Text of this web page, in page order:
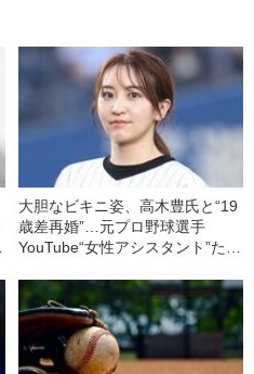
大胆なビキニ姿、高木豊氏と“19
歳差再婚”…元プロ野球選手
YouTube“女性アシスタント”たち